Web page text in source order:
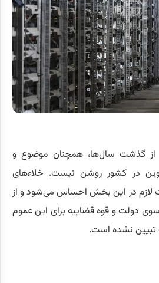
گذشت سال‌ها، همچنان موضوع و
در کشور روشن نیست. خلاءهای
لازم در این بخش احساس می‌شود و از
دولت و قوه قضاییه برای این عموم
تبیین نشده است.